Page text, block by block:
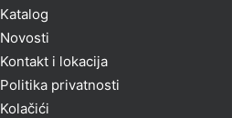
Katalog
Novosti
Kontakt i lokacija
Politika privatnosti
Kolačići